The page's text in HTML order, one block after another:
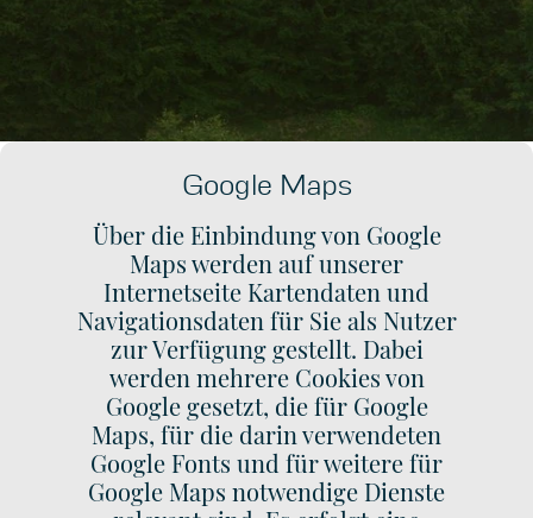
Google Maps
Über die Einbindung von Google
Maps werden auf unserer
Internetseite Kartendaten und
Navigationsdaten für Sie als Nutzer
zur Verfügung gestellt. Dabei
werden mehrere Cookies von
Google gesetzt, die für Google
Maps, für die darin verwendeten
Google Fonts und für weitere für
Google Maps notwendige Dienste